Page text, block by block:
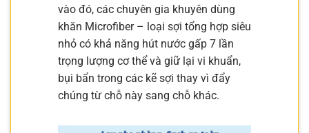
vào đó, các chuyên gia khuyên dùng
khăn Microfiber – loại sợi tổng hợp siêu
nhỏ có khả năng hút nước gấp 7 lần
trọng lượng cơ thể và giữ lại vi khuẩn,
bụi bẩn trong các kẽ sợi thay vì đẩy
chúng từ chỗ này sang chỗ khác.